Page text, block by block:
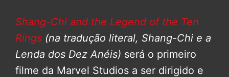
Shang-Chi and the Legend of the Ten
Rings (na tradução literal, Shang-Chi e a
Lenda dos Dez Anéis) será o primeiro
filme da Marvel Studios a ser dirigido e